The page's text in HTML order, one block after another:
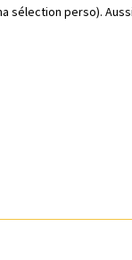
sélection perso).